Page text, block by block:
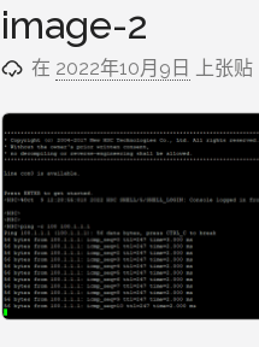
image-2
在 2022年10月9日 上张贴